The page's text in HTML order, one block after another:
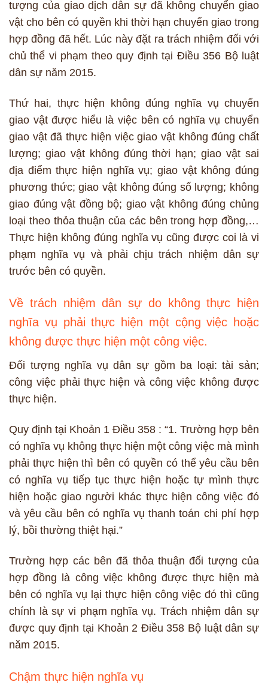
tượng của giao dịch dân sự đã không chuyển giao
vật cho bên có quyền khi thời hạn chuyển giao trong
hợp đồng đã hết. Lúc này đặt ra trách nhiệm đối với
chủ thể vi phạm theo quy định tại Điều 356 Bộ luật
dân sự năm 2015.
Thứ hai, thực hiện không đúng nghĩa vụ chuyển
giao vật được hiểu là việc bên có nghĩa vụ chuyển
giao vật đã thực hiện việc giao vật không đúng chất
lượng; giao vật không đúng thời hạn; giao vật sai
địa điểm thực hiện nghĩa vụ; giao vật không đúng
phương thức; giao vật không đúng số lượng; không
giao đúng vật đồng bộ; giao vật không đúng chủng
loại theo thỏa thuận của các bên trong hợp đồng,…
Thực hiện không đúng nghĩa vụ cũng được coi là vi
phạm nghĩa vụ và phải chịu trách nhiệm dân sự
trước bên có quyền.
Về trách nhiệm dân sự do không thực hiện
nghĩa vụ phải thực hiện một cộng việc hoặc
không được thực hiện một công việc.
Đối tượng nghĩa vụ dân sự gồm ba loại: tài sản;
công việc phải thực hiện và công việc không được
thực hiện.
Quy định tại Khoản 1 Điều 358 : “1. Trường hợp bên
có nghĩa vụ không thực hiện một công việc mà mình
phải thực hiện thì bên có quyền có thể yêu cầu bên
có nghĩa vụ tiếp tục thực hiện hoặc tự mình thực
hiện hoặc giao người khác thực hiện công việc đó
và yêu cầu bên có nghĩa vụ thanh toán chi phí hợp
lý, bồi thường thiệt hại.”
Trường hợp các bên đã thỏa thuận đối tượng của
hợp đồng là công việc không được thực hiện mà
bên có nghĩa vụ lại thực hiện công việc đó thì cũng
chính là sự vi phạm nghĩa vụ. Trách nhiệm dân sự
được quy định tại Khoản 2 Điều 358 Bộ luật dân sự
năm 2015.
Chậm thực hiện nghĩa vụ